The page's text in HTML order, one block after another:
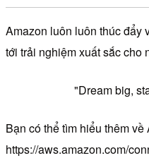
Amazon luôn luôn thúc đẩy
tới trải nghiệm xuất sắc cho
"Dream big,
Bạn có thể tìm hiểu thêm
https://aws.amazon.com/